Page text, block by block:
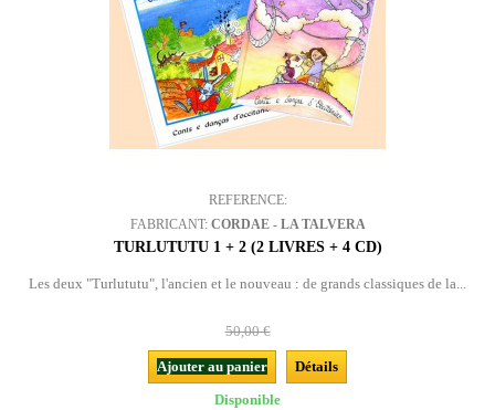
REFERENCE:
FABRICANT: CORDAE - LA TALVERA
TURLUTUTU 1 + 2 (2 LIVRES + 4 CD)
Les deux "Turlututu", l'ancien et le nouveau : de grands classiques de la...
50,00 €
Ajouter au panier
Détails
Disponible